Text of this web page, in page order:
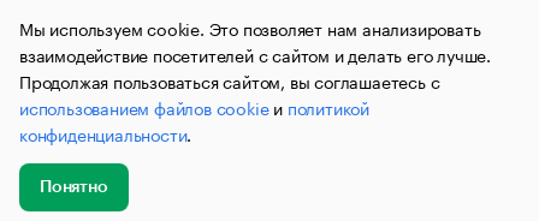
© АО «РОСБИЗНЕСКОНСАЛТИНГ»,1995–2026.Сообщения
и материалы информационного агентства «РБК»
(зарегистрировано Федеральной службой по надзору в сфере
связи, информационных технологий и массовых
коммуникаций (Роскомнадзор) 09.12.2015 за номером ИА
№ФС77-63848) сопровождаются пометкой «РБК». Отдельные
публикации могут содержать информацию,
не предназначенную для пользователей
до 18 лет.
Мы используем cookie. Это позволяет нам анализировать
взаимодействие посетителей с сайтом и делать его лучше.
Продолжая пользоваться сайтом, вы соглашаетесь с
использованием файлов cookieи политикой
конфиденциальности.
Понятно